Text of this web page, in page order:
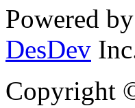
Powered by
DesDev
Copyright